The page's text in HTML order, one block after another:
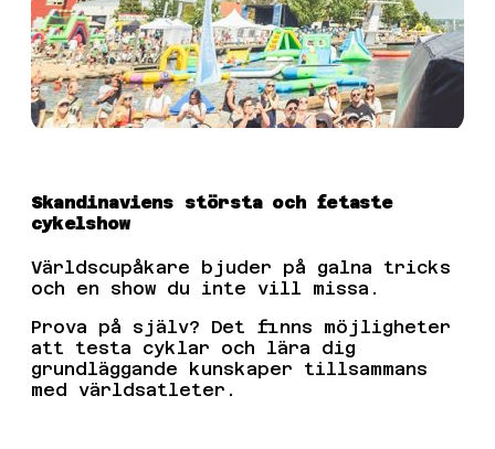
Skandinaviens största och fetaste
cykelshow
Världscupåkare bjuder på galna tricks
och en show du inte vill missa.
Prova på själv? Det finns möjligheter
att testa cyklar och lära dig
grundläggande kunskaper tillsammans
med världsatleter.